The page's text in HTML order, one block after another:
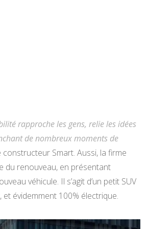
rapproche les gens, relie les idées
de nombreux moments de
constructeur Smart. Aussi, la firme
du renouveau, en présentant
véhicule. Il s’agit d’un petit SUV
évidemment 100% électrique.